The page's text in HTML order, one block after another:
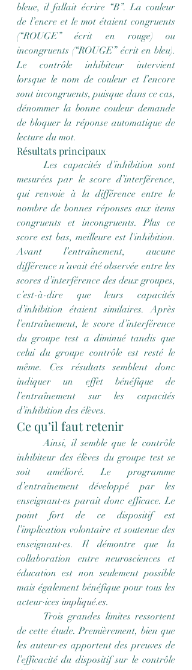
bleue, il fallait écrire “B”. La couleur
de l’encre et le mot étaient congruents
(“ROUGE” écrit en rouge) ou
incongruents (“ROUGE” écrit en bleu).
Le contrôle inhibiteur intervient
lorsque le nom de couleur et l’encore
sont incongruents, puisque dans ce cas,
dénommer la bonne couleur demande
de bloquer la réponse automatique de
lecture du mot.
Résultats principaux
	Les capacités d’inhibition sont
mesurées par le score d’interférence,
qui renvoie à la différence entre le
nombre de bonnes réponses aux items
congruents et incongruents. Plus ce
score est bas, meilleure est l'inhibition.
Avant l’entraînement, aucune
différence n’avait été observée entre les
scores d’interférence des deux groupes,
c’est-à-dire que leurs capacités
d’inhibition étaient similaires. Après
l’entraînement, le score d’interférence
du groupe test a diminué tandis que
celui du groupe contrôle est resté le
même. Ces résultats semblent donc
indiquer un effet bénéfique de
l’entraînement sur les capacités
d’inhibition des élèves.
Ce qu’il faut retenir
	Ainsi, il semble que le contrôle
inhibiteur des élèves du groupe test se
soit amélioré. Le programme
d’entraînement développé par les
enseignant·es parait donc efficace. Le
point fort de ce dispositif est
l’implication volontaire et soutenue des
enseignant·es. Il démontre que la
collaboration entre neurosciences et
éducation est non seulement possible
mais également bénéfique pour tous les
acteur·ices impliqué.es.
de cette étude. Premièrement, bien que
les auteur·es apportent des preuves de
l’efficacité du dispositif sur le contrôle